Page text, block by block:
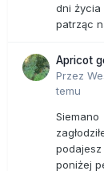
dni życia
patrząc
Apricot
Przez
temu
Siemano
poniżej